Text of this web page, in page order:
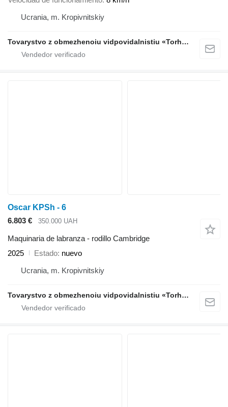
Ucrania, m. Kropivnitskiy
Tovarystvo z obmezhenoiu vidpovidalnistiu «Torhovyi Dim Ahro Partnery»
Oscar KPSh - 6
6.803 €
350.000 UAH
Maquinaria de labranza - rodillo Cambridge
2025
Estado nuevo
Ucrania, m. Kropivnitskiy
Tovarystvo z obmezhenoiu vidpovidalnistiu «Torhovyi Dim Ahro Partnery»